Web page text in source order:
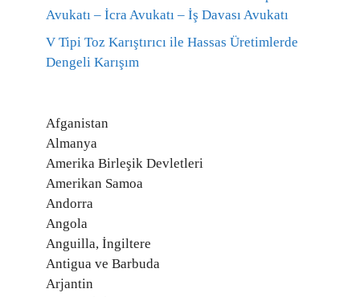
Avukatı – İcra Avukatı – İş Davası Avukatı
V Tipi Toz Karıştırıcı ile Hassas Üretimlerde
Dengeli Karışım
Afganistan
Almanya
Amerika Birleşik Devletleri
Amerikan Samoa
Andorra
Angola
Anguilla, İngiltere
Antigua ve Barbuda
Arjantin